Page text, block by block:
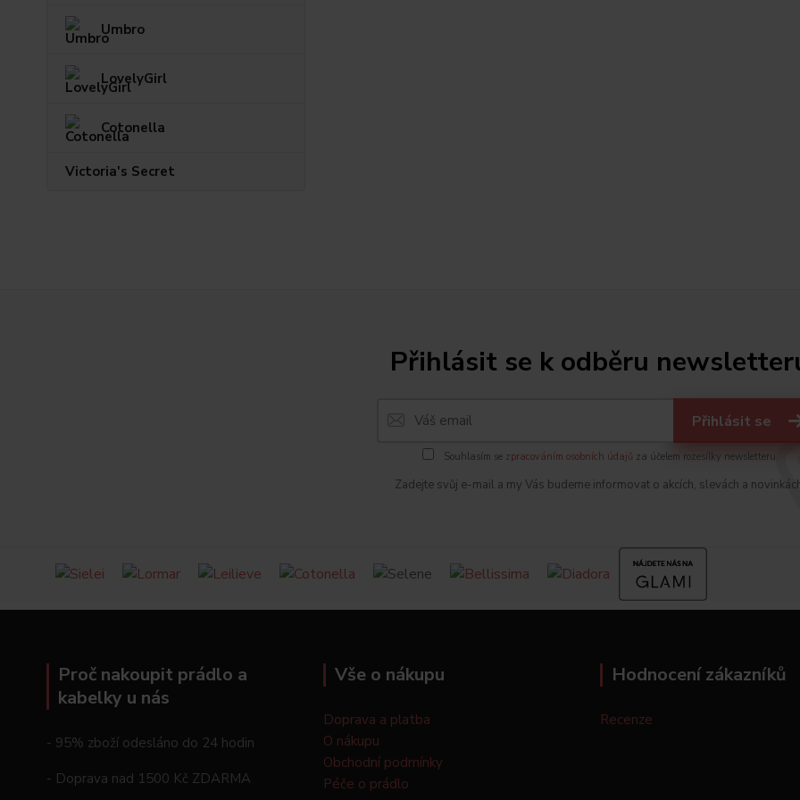
Umbro
LovelyGirl
Cotonella
Victoria's Secret
Přihlásit se k odběru
Přihlásit se
Souhlasím se zpracováním osobních údajů za účelem rozesílky newsletteru.
Zadejte svůj e-mail a my Vás budeme informovat o akcích, slevách a
Proč nakoupit prádlo a
kabelky u nás
- 95% zboží odesláno do 24 hodin
- Doprava nad 1500 Kč ZDARMA
Vše o nákupu
Doprava a platba
O nákupu
Obchodní podmínky
Péče o prádlo
Hodnocení zákazníků
Recenze